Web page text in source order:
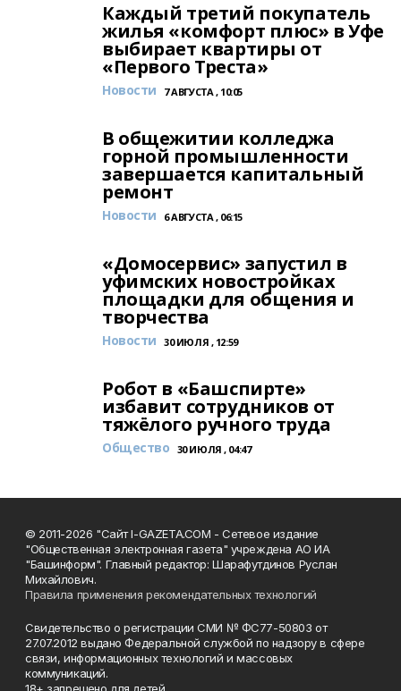
Каждый третий покупатель
жилья «комфорт плюс» в Уфе
выбирает квартиры от
«Первого Треста»
Новости 7 АВГУСТА , 10:05
В общежитии колледжа
горной промышленности
завершается капитальный
ремонт
Новости 6 АВГУСТА , 06:15
«Домосервис» запустил в
уфимских новостройках
площадки для общения и
творчества
Новости 30 ИЮЛЯ , 12:59
Робот в «Башспирте»
избавит сотрудников от
тяжёлого ручного труда
Общество 30 ИЮЛЯ , 04:47
© 2011-2026 "Сайт I-GAZETA.COM - Сетевое издание
"Общественная электронная газета" учреждена АО ИА
"Башинформ". Главный редактор: Шарафутдинов Руслан
Михайлович.
Правила применения рекомендательных технологий
Свидетельство о регистрации СМИ № ФС77-50803 от
27.07.2012 выдано Федеральной службой по надзору в сфере
связи, информационных технологий и массовых
коммуникаций.